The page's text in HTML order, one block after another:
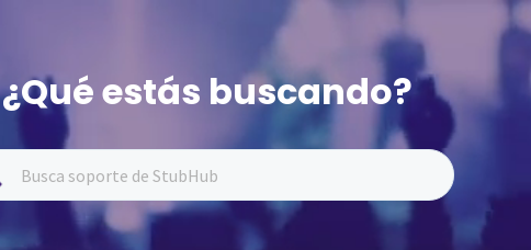
¿Qué estás buscando?